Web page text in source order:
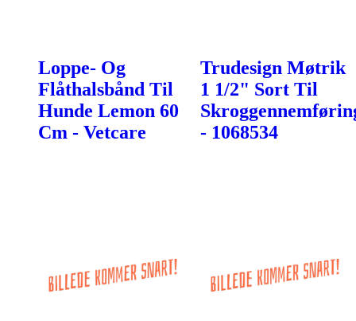
Loppe- Og
Flåthalsbånd Til
Hunde Lemon 60
Cm - Vetcare
Trudesign Møtrik
1 1/2" Sort Til
- 1068534